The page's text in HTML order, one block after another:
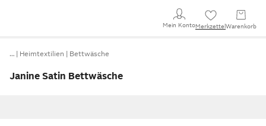
Mein KontoMerkzettel Warenkorb
… Heimtextilien Bettwäsche
Janine Satin Bettwäsche